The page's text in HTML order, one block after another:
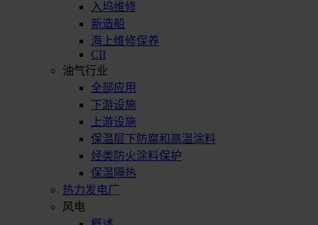
入坞维修
新造船
海上维修保养
CII
油气行业
全部应用
下游设施
上游设施
保温层下防腐和高温涂料
烃类防火涂料保护
保温隔热
热力发电厂
风电